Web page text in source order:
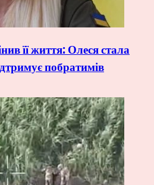
її життя: Олеся стала
побратимів